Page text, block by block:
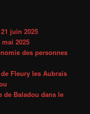
juin 2025
2025
des personnes
Fleury les Aubrais
de Baladou dans le